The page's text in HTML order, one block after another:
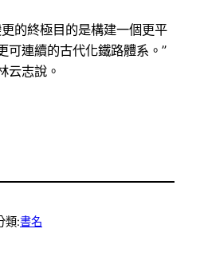
的終極目的是構建一個更平
可連續的古代化鐵路體系。”
云志說。
類:書名